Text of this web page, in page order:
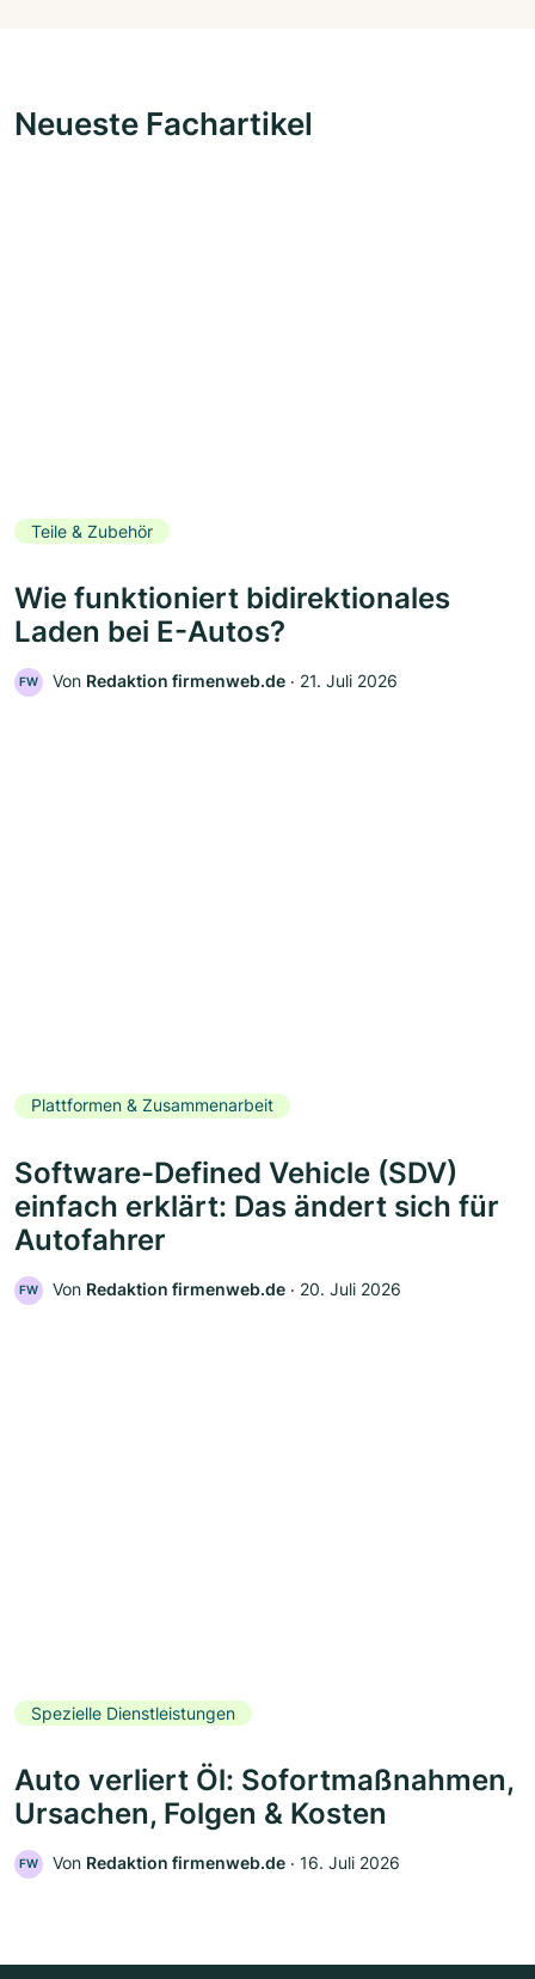
Neueste Fachartikel
Teile & Zubehör
Wie funktioniert bidirektionales
Laden bei E-Autos?
FW Von Redaktion firmenweb.de ‧ 21. Juli 2026
Plattformen & Zusammenarbeit
Software-Defined Vehicle (SDV)
einfach erklärt: Das ändert sich für
Autofahrer
FW Von Redaktion firmenweb.de ‧ 20. Juli 2026
Spezielle Dienstleistungen
Auto verliert Öl: Sofortmaßnahmen,
Ursachen, Folgen & Kosten
FW Von Redaktion firmenweb.de ‧ 16. Juli 2026